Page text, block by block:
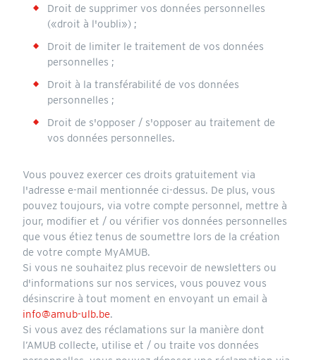
Droit de supprimer vos données personnelles
(«droit à l'oubli») ;
Droit de limiter le traitement de vos données
personnelles ;
Droit à la transférabilité de vos données
personnelles ;
Droit de s'opposer / s'opposer au traitement de
vos données personnelles.
Vous pouvez exercer ces droits gratuitement via
l'adresse e-mail mentionnée ci-dessus. De plus, vous
pouvez toujours, via votre compte personnel, mettre à
jour, modifier et / ou vérifier vos données personnelles
que vous étiez tenus de soumettre lors de la création
de votre compte MyAMUB.
Si vous ne souhaitez plus recevoir de newsletters ou
d'informations sur nos services, vous pouvez vous
désinscrire à tout moment en envoyant un email à
info@amub-ulb.be.
Si vous avez des réclamations sur la manière dont
l’AMUB collecte, utilise et / ou traite vos données